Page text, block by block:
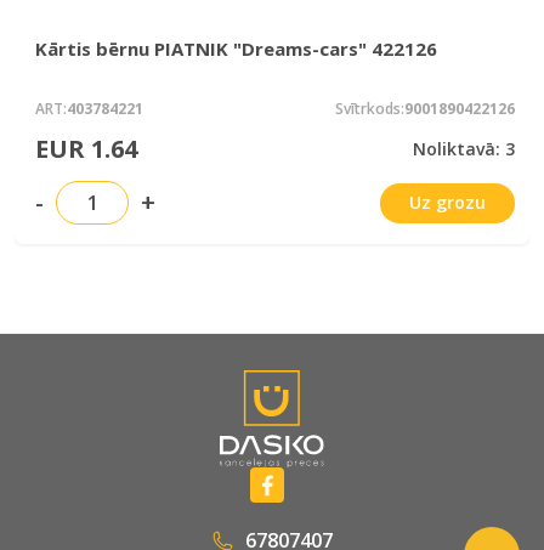
Kārtis bērnu PIATNIK "Dreams-cars" 422126
ART:403784221 Svītrkods:9001890422126
EUR 1.64 Noliktavā: 3
- + Uz grozu
67807407